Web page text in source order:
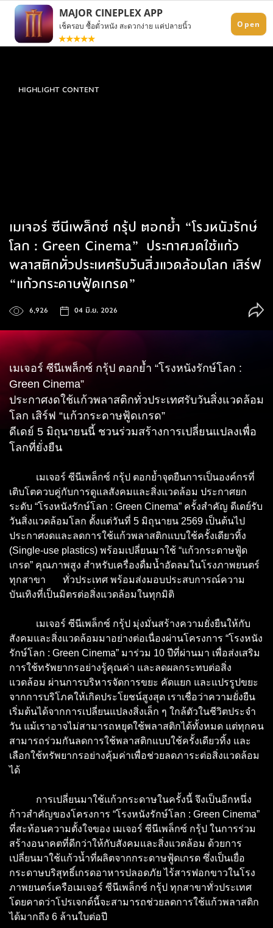
HIGHLIGHT CONTENT
เมเจอร์ ซีนีเพล็กซ์ กรุ้ป ตอกย้ำ “โรงหนังรักษ์
โลก : Green Cinema” ประกาศงดใช้แก้ว
พลาสติกทั่วประเทศรับวันสิ่งแวดล้อมโลก เสิร์ฟ
“แก้วกระดาษฟู้ดเกรด”
6,926 04 มิ.ย. 2026
เมเจอร์ ซีนีเพล็กซ์ กรุ้ป ตอกย้ำ “โรงหนังรักษ์โลก :
Green Cinema”
ประกาศงดใช้แก้วพลาสติกทั่วประเทศรับวันสิ่งแวดล้อม
โลก เสิร์ฟ “แก้วกระดาษฟู้ดเกรด”
ดีเดย์ 5 มิถุนายนนี้ ชวนร่วมสร้างการเปลี่ยนแปลงเพื่อ
โลกที่ยั่งยืน
เมเจอร์ ซีนีเพล็กซ์ กรุ้ป ตอกย้ำจุดยืนการเป็นองค์กรที่
เติบโตควบคู่กับการดูแลสังคมและสิ่งแวดล้อม ประกาศยก
ระดับ “โรงหนังรักษ์โลก : Green Cinema” ครั้งสำคัญ ดีเดย์รับ
วันสิ่งแวดล้อมโลก ตั้งแต่วันที่ 5 มิถุนายน 2569 เป็นต้นไป
ประกาศงดและลดการใช้แก้วพลาสติกแบบใช้ครั้งเดียวทิ้ง
(Single-use plastics) พร้อมเปลี่ยนมาใช้ “แก้วกระดาษฟู้ด
เกรด” คุณภาพสูง สำหรับเครื่องดื่มน้ำอัดลมในโรงภาพยนตร์
ทุกสาขา ทั่วประเทศ พร้อมส่งมอบประสบการณ์ความ
บันเทิงที่เป็นมิตรต่อสิ่งแวดล้อมในทุกมิติ
เมเจอร์ ซีนีเพล็กซ์ กรุ้ป มุ่งมั่นสร้างความยั่งยืนให้กับ
สังคมและสิ่งแวดล้อมมาอย่างต่อเนื่องผ่านโครงการ “โรงหนัง
รักษ์โลก : Green Cinema” มาร่วม 10 ปีที่ผ่านมา เพื่อส่งเสริม
การใช้ทรัพยากรอย่างรู้คุณค่า และลดผลกระทบต่อสิ่ง
แวดล้อม ผ่านการบริหารจัดการขยะ คัดแยก และแปรรูปขยะ
จากการบริโภคให้เกิดประโยชน์สูงสุด เราเชื่อว่าความยั่งยืน
เริ่มต้นได้จากการเปลี่ยนแปลงสิ่งเล็ก ๆ ใกล้ตัวในชีวิตประจำ
วัน แม้เราอาจไม่สามารถหยุดใช้พลาสติกได้ทั้งหมด แต่ทุกคน
สามารถร่วมกันลดการใช้พลาสติกแบบใช้ครั้งเดียวทิ้ง และ
เลือกใช้ทรัพยากรอย่างคุ้มค่าเพื่อช่วยลดภาระต่อสิ่งแวดล้อม
ได้
การเปลี่ยนมาใช้แก้วกระดาษในครั้งนี้ จึงเป็นอีกหนึ่ง
ก้าวสำคัญของโครงการ “โรงหนังรักษ์โลก : Green Cinema”
ที่สะท้อนความตั้งใจของ เมเจอร์ ซีนีเพล็กซ์ กรุ้ป ในการร่วม
สร้างอนาคตที่ดีกว่าให้กับสังคมและสิ่งแวดล้อม ด้วยการ
เปลี่ยนมาใช้แก้วน้ำที่ผลิตจากกระดาษฟู้ดเกรด ซึ่งเป็นเยื่อ
กระดาษบริสุทธิ์เกรดอาหารปลอดภัย ไร้สารฟอกขาวในโรง
ภาพยนตร์เครือเมเจอร์ ซีนีเพล็กซ์ กรุ้ป ทุกสาขาทั่วประเทศ
โดยคาดว่าโปรเจกต์นี้จะสามารถช่วยลดการใช้แก้วพลาสติก
ได้มากถึง 6 ล้านใบต่อปี